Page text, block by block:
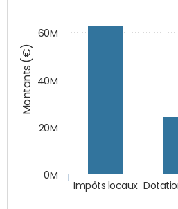
Montants (€)
Impôts locaux
0M
20M
40M
60M